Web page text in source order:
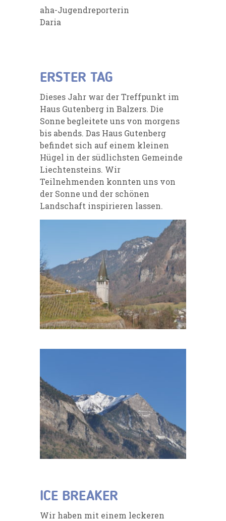
aha-Jugendreporterin
Daria
ERSTER TAG
Dieses Jahr war der Treffpunkt im
Haus Gutenberg in Balzers. Die
Sonne begleitete uns von morgens
bis abends. Das Haus Gutenberg
befindet sich auf einem kleinen
Hügel in der südlichsten Gemeinde
Liechtensteins. Wir
Teilnehmenden konnten uns von
der Sonne und der schönen
Landschaft inspirieren lassen.
ICE BREAKER
Wir haben mit einem leckeren